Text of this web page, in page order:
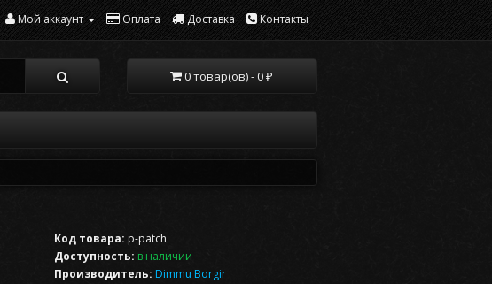
Мой аккаунт Оплата Доставка Контакты
0 товар(ов) - 0 ₽
Код товара: p-patch
Доступность: в наличии
Производитель: Dimmu Borgir